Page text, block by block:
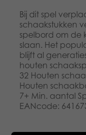
Bij dit spel
schaakstukken
spelbord om de
slaan. Het
blijft al
houten
32 Houten
Houten
7+ Min. aantal
EANcode: